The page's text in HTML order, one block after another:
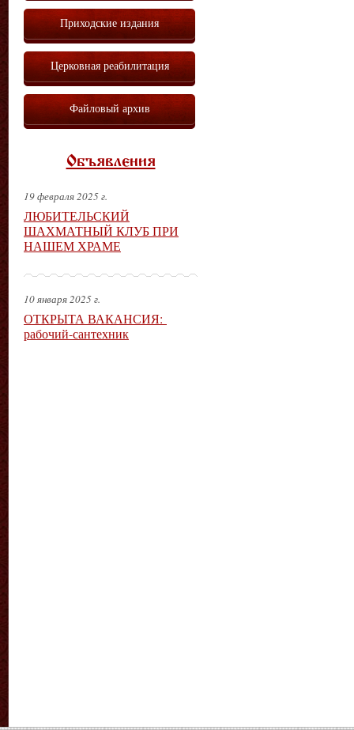
Приходские издания
Церковная реабилитация
Файловый архив
Объявления
19 февраля 2025 г.
ЛЮБИТЕЛЬСКИЙ
ШАХМАТНЫЙ КЛУБ ПРИ
НАШЕМ ХРАМЕ
10 января 2025 г.
ОТКРЫТА ВАКАНСИЯ:
рабочий-сантехник